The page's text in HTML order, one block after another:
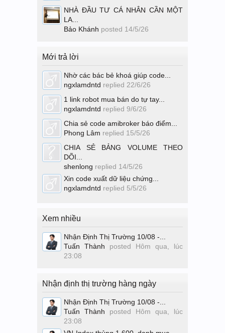
NHÀ ĐẦU TƯ CÁ NHÂN CẦN MỘT
LA...
Bảo Khánh posted 14/5/26
Mới trả lời
Nhờ các bác bẻ khoá giúp code...
ngxlamdntd replied 22/6/26
1 link robot mua bán do tự tay...
ngxlamdntd replied 9/6/26
Chia sẻ code amibroker báo điểm...
Phong Lâm replied 15/5/26
CHIA SẺ BẢNG VOLUME THEO
DÕI...
shenlong replied 14/5/26
Xin code xuất dữ liệu chứng...
ngxlamdntd replied 5/5/26
Xem nhiều
Nhận Định Thị Trường 10/08 -...
Tuấn Thành posted Hôm qua, lúc
23:08
Nhận định thị trường hàng ngày
Nhận Định Thị Trường 10/08 -...
Tuấn Thành posted Hôm qua, lúc
23:08